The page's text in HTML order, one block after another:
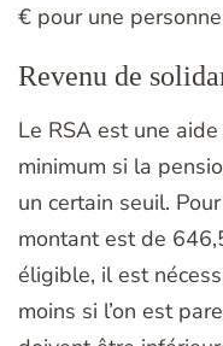
€ pour une
Revenu de
Le RSA est une
minimum si la
un certain seuil.
montant est de
éligible, il est
moins si l’on est